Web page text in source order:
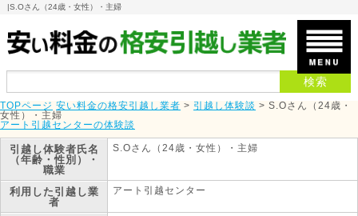
|S.Oさん（24歳・女性）・主婦
TOPページ 安い料金の格安引越し業者 > 引越し体験談 > S.Oさん（24歳・
女性）・主婦
アート引越センターの体験談
引越し体験者 氏名
（年齢・性別）・
職業
S.Oさん（24歳・女性）・主婦
利用した引越し業
者
アート引越センター